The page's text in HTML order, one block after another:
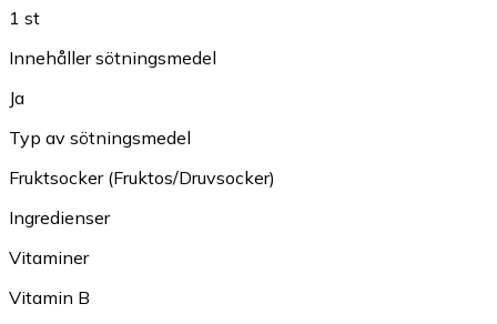
1 st
Innehåller sötningsmedel
Ja
Typ av sötningsmedel
Fruktsocker (Fruktos/Druvsocker)
Ingredienser
Vitaminer
Vitamin B